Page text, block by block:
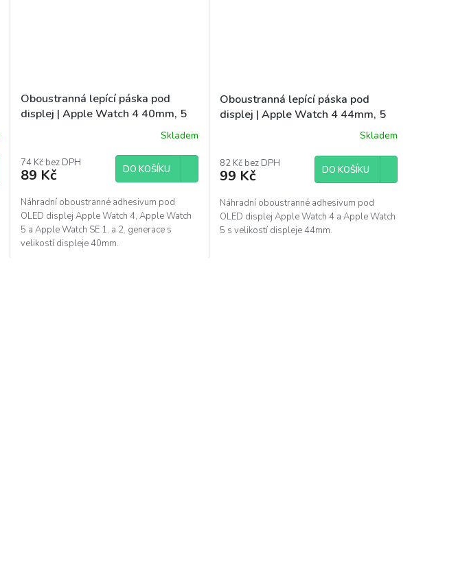
Oboustranná lepící páska pod
displej | Apple Watch 4 40mm, 5
40mm, SE1 40mm, SE2 40mmSkladem
74 Kč bez DPH
89 Kč DO KOŠÍKU
Náhradní oboustranné adhesivum pod
OLED displej Apple Watch 4, Apple Watch
5 a Apple Watch SE 1. a 2. generace s
velikostí displeje 40mm.
Oboustranná lepící páska pod
displej | Apple Watch 4 44mm, 5
44mm, SE1 44mm, SE2 44mm
produktu
je
z
5
hvězdiček.
Skladem
82 Kč bez DPH
99 Kč DO KOŠÍKU
Náhradní oboustranné adhesivum pod
OLED displej Apple Watch 4 a Apple Watch
5 s velikostí displeje 44mm.